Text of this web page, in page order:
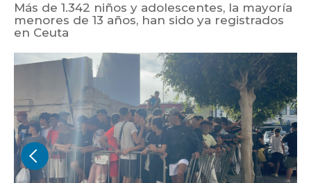
Más de 1.342 niños y adolescentes, la mayoría
menores de 13 años, han sido ya registrados
en Ceuta